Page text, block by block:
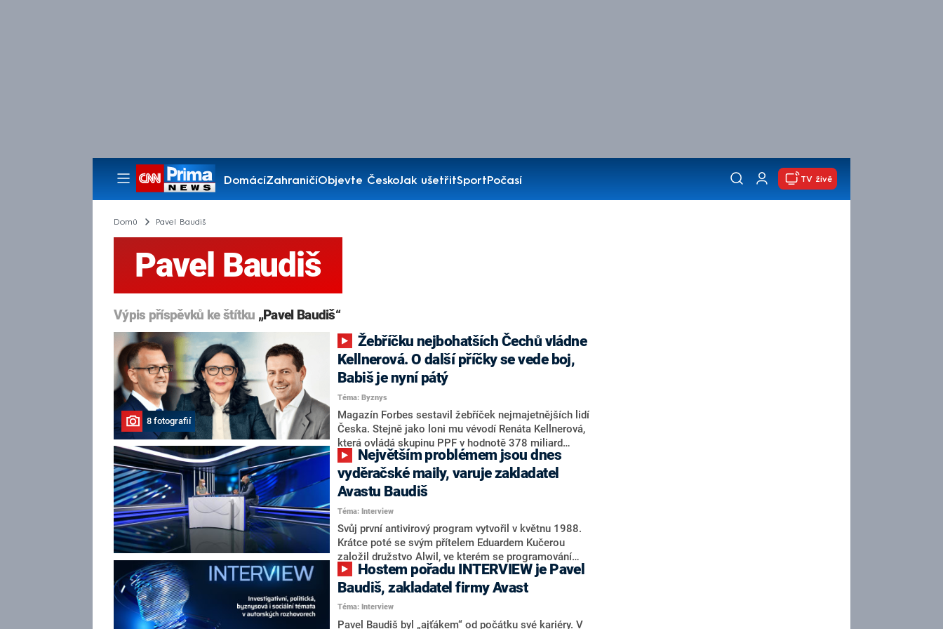
DomácíZahraničíObjevte ČeskoJak ušetřitSportPočasí
Pořady
TV živě
Domů Pavel Baudiš
Pavel Baudiš
Výpis příspěvků ke štítku „Pavel Baudiš“
8 fotografií
Kellnerová. O další příčky se vede boj,
Babiš je nyní pátý
Téma: Byznys
Magazín Forbes sestavil žebříček nejmajetnějších lidí
Česka. Stejně jako loni mu vévodí Renáta Kellnerová,
která ovládá skupinu PPF v hodnotě 378 miliard
korun. Na druhé příčce už ale oproti loňsku nastala
změna, když na něj ze čtvrtého místa poskočil
miliardář Daniel Křetínský, vlastník EPH. Mezi desítkou
nejbohatších Čechů jsou i dva nováčci. Jmění stovky
nejbohatších Čechů přitom dosahuje astronomické
částky 2 467 miliard.
vyděračské maily, varuje zakladatel
Avastu Baudiš
Téma: Interview
Svůj první antivirový program vytvořil v květnu 1988.
Krátce poté se svým přítelem Eduardem Kučerou
založil družstvo Alwil, ve kterém se programování
antivirů věnovali naplno. Po změnách v roce 1989 se
z Alwilu stala firma Avast. „Jsem pyšný, jaký pokrok
jsme za tu dobu udělali, jsem pyšný na kolegy, kteří to
pomohli dotáhnout do současného stavu,“ řekl Pavel
Baudiš, zakladatel firmy Avast
Téma: Interview
Pavel Baudiš byl „ajťákem“ od počátku své kariéry. V